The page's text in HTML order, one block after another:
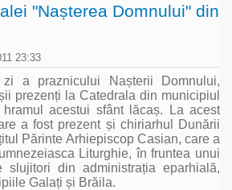
"Nașterea Domnului" din
23:33
a praznicului Nașterii Domnului,
prezenți la Catedrala din municipiul
acestui sfânt lăcaș. La acest
a fost prezent și chiriarhul Dunării
Părinte Arhiepiscop Casian, care a
Liturghie, în fruntea unui
slujitori din administrația eparhială,
Galați și Brăila.